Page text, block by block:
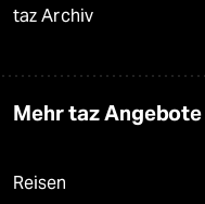
taz Archiv
Mehr taz Angebote
Reisen